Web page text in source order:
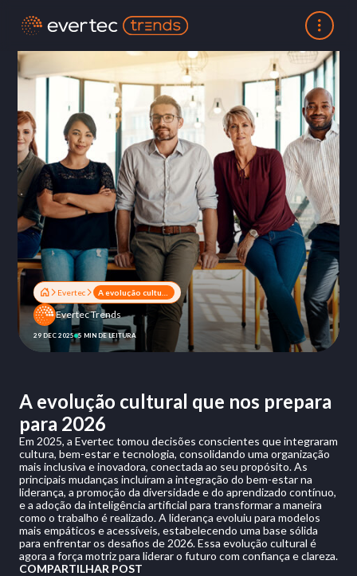
Evertec
Evertec Trends
29 DEC 2025 5 MIN DE LEITURA
A evolução cultural que nos prepara
para 2026
Em 2025, a Evertec tomou decisões conscientes que integraram
cultura, bem-estar e tecnologia, consolidando uma organização
mais inclusiva e inovadora, conectada ao seu propósito. As
principais mudanças incluíram a integração do bem-estar na
liderança, a promoção da diversidade e do aprendizado contínuo,
e a adoção da inteligência artificial para transformar a maneira
como o trabalho é realizado. A liderança evoluiu para modelos
mais empáticos e acessíveis, estabelecendo uma base sólida
para enfrentar os desafios de 2026. Essa evolução cultural é
agora a força motriz para liderar o futuro com confiança e clareza.
COMPARTILHAR POST